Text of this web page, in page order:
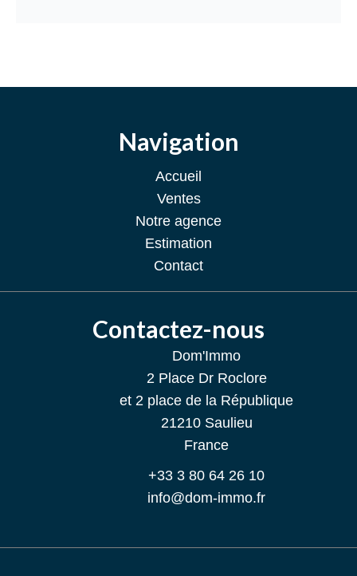
Navigation
Accueil
Ventes
Notre agence
Estimation
Contact
Contactez-nous
Dom'Immo
2 Place Dr Roclore
et 2 place de la République
21210Saulieu
France
+33 3 80 64 26 10
info@dom-immo.fr